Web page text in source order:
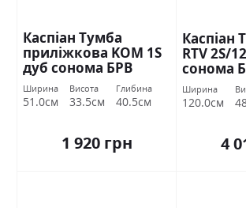
Каспіан Тумба
приліжкова KOM 1S
дуб сонома БРВ
Україна
Ширина
51.0см
Висота
33.5см
Глибина
40.5см
1 920 грн
Каспіан
RTV 2S/
сонома
Ширина
120.0см
4